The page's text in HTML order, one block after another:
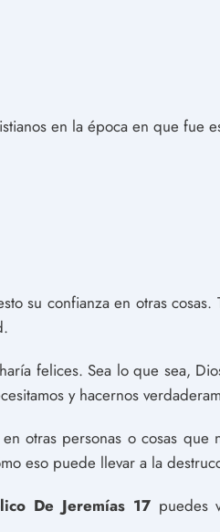
en la época en que fue
su confianza en otras
felices. Sea lo que sea,
y hacernos
otras personas o cosas que
eso puede llevar a la
De Jeremías 17puedes